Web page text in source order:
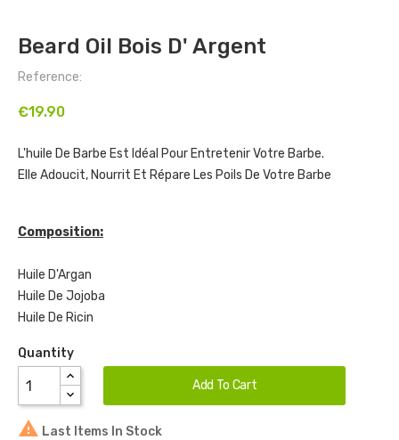
Beard Oil Bois D' Argent
Reference:
€19.90
L'huile De Barbe Est Idéal Pour Entretenir Votre Barbe.
Elle Adoucit, Nourrit Et Répare Les Poils De Votre Barbe
Composition:
Huile D'Argan
Huile De Jojoba
Huile De Ricin
Quantity
Add To Cart
 Last Items In Stock